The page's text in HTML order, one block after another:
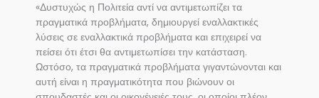
«Δυστυχώς η Πολιτεία αντί να αντιμετωπίζει τα
πραγματικά προβλήματα, δημιουργεί εναλλακτικές
λύσεις σε εναλλακτικά προβλήματα και επιχειρεί να
πείσει ότι έτσι θα αντιμετωπίσει την κατάσταση.
Ωστόσο, τα πραγματικά προβλήματα γιγαντώνονται και
αυτή είναι η πραγματικότητα που βιώνουν οι